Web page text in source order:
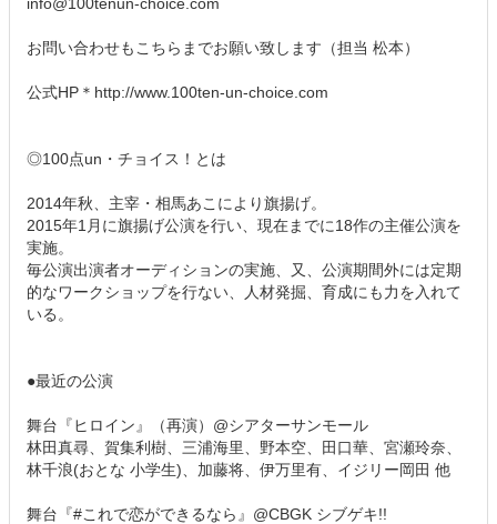
お問い合わせもこちらまでお願い致します（担当 松本）
公式HP＊http://www.100ten-un-choice.com
◎100点un・チョイス！とは
2014年秋、主宰・相馬あこにより旗揚げ。
2015年1月に旗揚げ公演を行い、現在までに18作の主催公演を
実施。
毎公演出演者オーディションの実施、又、公演期間外には定期
的なワークショップを行ない、人材発掘、育成にも力を入れて
いる。
●最近の公演
舞台『ヒロイン』（再演）@シアターサンモール
林田真尋、賀集利樹、三浦海里、野本空、田口華、宮瀬玲奈、
林千浪(おとな 小学生)、加藤将、伊万里有、イジリー岡田 他
舞台『#これで恋ができるなら』@CBGK シブゲキ!!